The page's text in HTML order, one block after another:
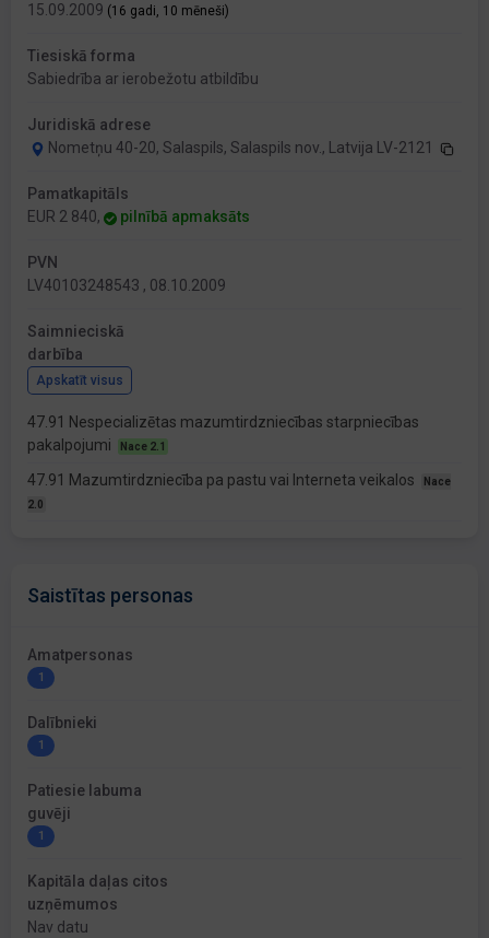
15.09.2009 (16 gadi, 10 mēneši)
Tiesiskā forma
Sabiedrība ar ierobežotu atbildību
Juridiskā adrese
Nometņu 40-20, Salaspils, Salaspils nov., Latvija LV-2121
Pamatkapitāls
EUR 2 840,
pilnībā apmaksāts
PVN
LV40103248543 , 08.10.2009
Saimnieciskā
darbība
Apskatīt visus
47.91 Nespecializētas mazumtirdzniecības starpniecības
pakalpojumi
Nace 2.1
47.91 Mazumtirdzniecība pa pastu vai Interneta veikalos
Nace
2.0
Saistītas personas
Amatpersonas
1
Dalībnieki
1
Patiesie labuma
guvēji
1
Kapitāla daļas citos
uzņēmumos
Nav datu